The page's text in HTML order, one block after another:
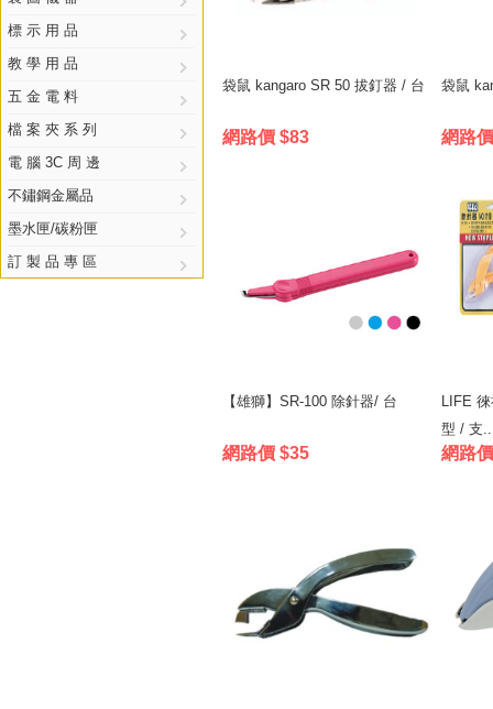
標 示 用 品
教 學 用 品
五 金 電 料
檔 案 夾 系 列
電 腦 3C 周 邊
不鏽鋼金屬品
墨水匣/碳粉匣
訂 製 品 專 區
袋鼠 kangaro SR 50 拔釘器 / 台
網路價 $83
袋鼠
網路
【雄獅】SR-100 除針器/ 台
網路價 $35
LIFE
型 / 支..
網路